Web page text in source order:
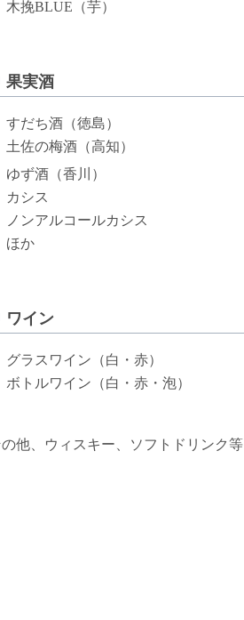
木挽BLUE（芋）
果実酒
すだち酒（徳島）
土佐の梅酒（高知）
ゆず酒（香川）
カシス
ノンアルコールカシス
ほか
ワイン
グラスワイン（白・赤）
ボトルワイン（白・赤・泡）
の他、ウィスキー、ソフトドリンク等